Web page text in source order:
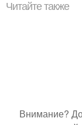
Читайте также
Внимание?